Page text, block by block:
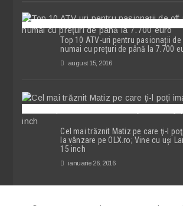
Top 10 ATV-uri pentru pasionații
numai cu prețuri de până la 7.700
august 15, 2016
Cel mai trăznit Matiz pe care ţi-l
la vânzare pe OLX.ro; Vine cu uşi
15 inch
ianuarie 26, 2016